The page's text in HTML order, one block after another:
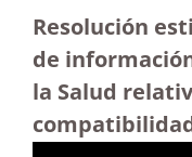
Resolución
de
la Salud